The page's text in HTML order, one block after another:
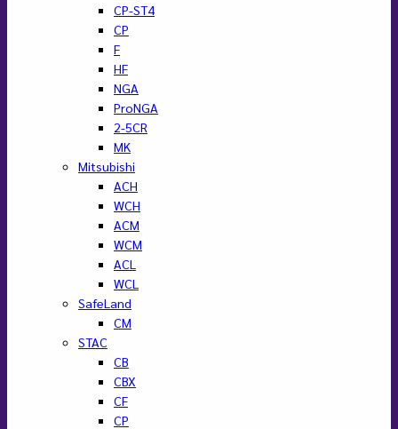
CP-ST4
CP
F
HF
NGA
ProNGA
2-5CR
MK
Mitsubishi
ACH
WCH
ACM
WCM
ACL
WCL
SafeLand
CM
STAC
CB
CBX
CF
CP